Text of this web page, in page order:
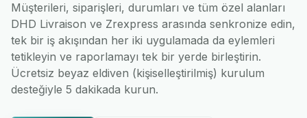
Müşterileri, siparişleri, durumları ve tüm özel alanları
DHD Livraison ve Zrexpress arasında senkronize edin,
tek bir iş akışından her iki uygulamada da eylemleri
tetikleyin ve raporlamayı tek bir yerde birleştirin.
Ücretsiz beyaz eldiven (kişiselleştirilmiş) kurulum
desteğiyle 5 dakikada kurun.